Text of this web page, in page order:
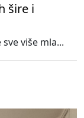
šire i
sve više mla...